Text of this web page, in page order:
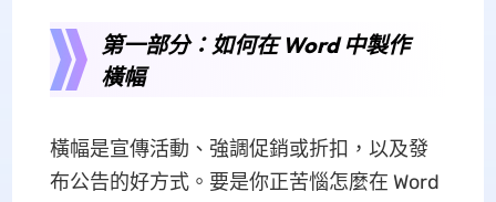
第一部分：如何在 Word 中製作
橫幅
橫幅是宣傳活動、強調促銷或折扣，以及發
布公告的好方式。要是你正苦惱怎麼在 Word